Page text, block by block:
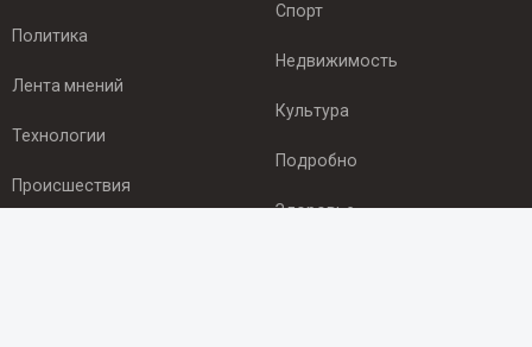
Политика
Лента мнений
Технологии
Происшествия
Спорт
Недвижимость
Культура
Подробно
Здоровье